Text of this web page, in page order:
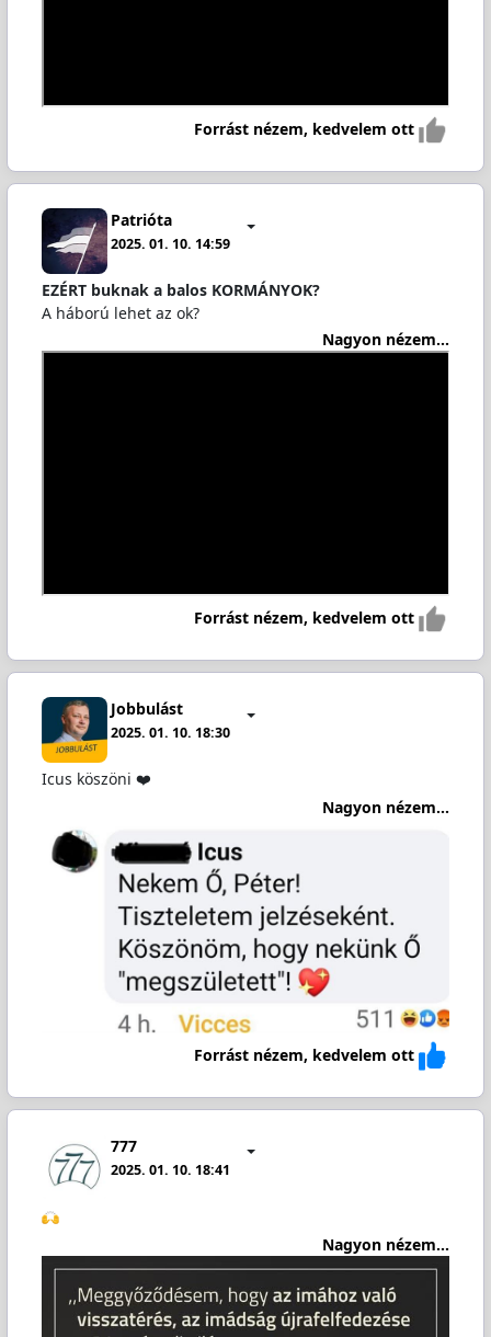
Forrást nézem, kedvelem ott
Patrióta
2025. 01. 10. 14:59
EZÉRT buknak a balos KORMÁNYOK?
A háború lehet az ok?
Nagyon nézem...
Forrást nézem, kedvelem ott
Jobbulást
2025. 01. 10. 18:30
Icus köszöni ❤️
Nagyon nézem...
Forrást nézem, kedvelem ott
777
2025. 01. 10. 18:41
Nagyon nézem...